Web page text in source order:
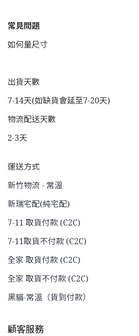
常見問題
如何量尺寸
出貨天數
7-14天(如缺貨會延至7-20天)
物流配送天數
2-3天
運送方式
新竹物流 - 常溫
新瑞宅配(純宅配)
7-11 取貨付款 (C2C)
7-11取貨不付款 (C2C)
全家 取貨付款 (C2C)
全家 取貨不付款 (C2C)
黑貓-常溫（貨到付款）
顧客服務